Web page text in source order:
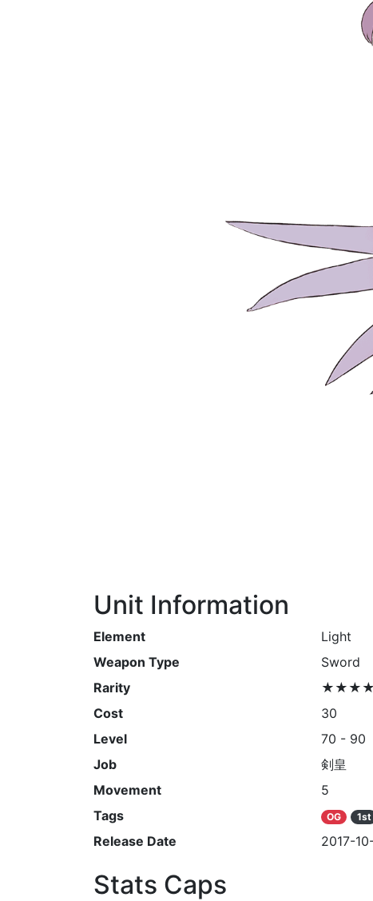
Unit Information
Element
Light
Weapon Type
Sword
Rarity
Cost
30
Level
70 - 90
Job
剣皇
Movement
5
Tags
OG 1st
Release Date 2017-
Stats Caps